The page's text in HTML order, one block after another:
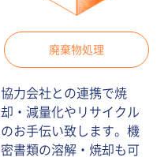
廃棄物処理
協力会社との連携で焼
却・減量化やリサイクル
のお手伝い致します。機
密書類の溶解・焼却も可